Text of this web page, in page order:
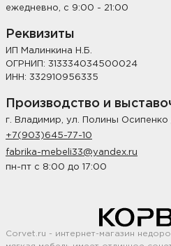
ежедневно, с 9:00 - 21:00
Реквизиты
ИП Малинкина Н.Б.
ОГРНИП: 313334034500024
ИНН: 332910956335
Производство и
г. Владимир, ул. Полины Осипенко
+7(903)645-77-10
fabrika-mebeli33@yandex.ru
пн-пт с 8:00 до 17:00
Corvet.ru - интернет-магазин